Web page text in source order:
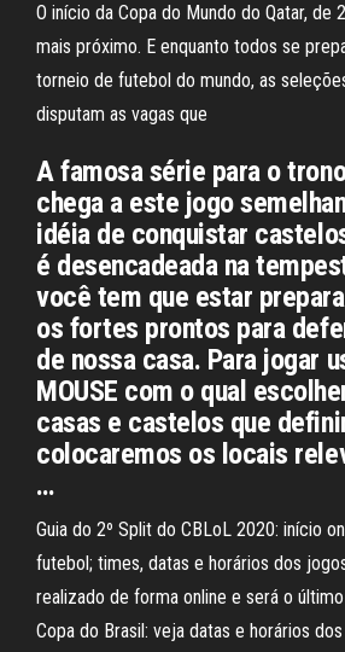
O início da Copa do Mundo do Qatar, de
mais próximo. E enquanto todos se
torneio de futebol do mundo, as
disputam as vagas que
A famosa série para o
chega a este jogo
idéia de conquistar
é desencadeada na
você tem que estar
os fortes prontos para
de nossa casa. Para jogar
MOUSE com o qual
casas e castelos que
colocaremos os locais
…
Guia do 2º Split do CBLoL 2020: início
futebol; times, datas e horários dos
realizado de forma online e será o
Copa do Brasil: veja datas e horários